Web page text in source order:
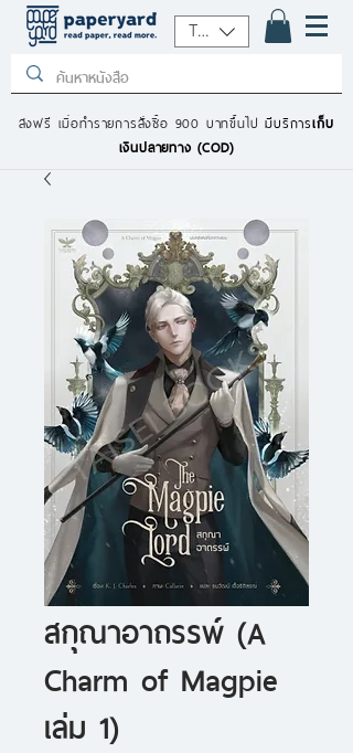
THB (฿)
ส่งฟรี เมื่อทำรายการสั่งซื้อ 900 บาทขึ้นไปมีบริการเก็บ
เงินปลายทาง (COD)
สกุณาอาถรรพ์ (A
Charm of Magpie
เล่ม 1)